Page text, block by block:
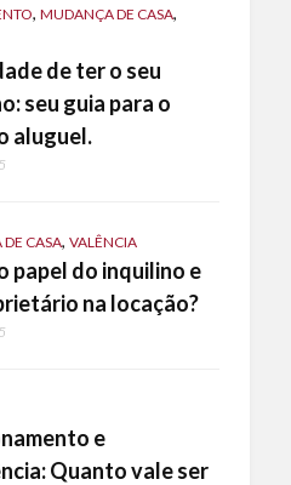
, MUDANÇA DE CASA,
de ter o seu
seu guia para o
aluguel.
CASA, VALÊNCIA
papel do inquilino e
na locação?
e
Quanto vale ser